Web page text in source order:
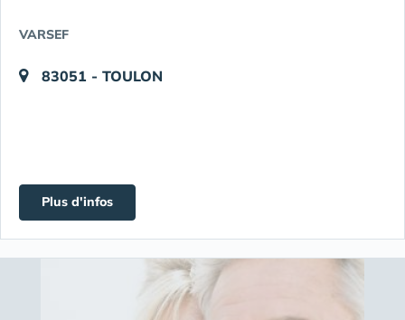
VARSEF
83051 - TOULON
Plus d'infos